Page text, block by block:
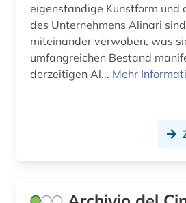
österreich (2)
eigenständige Kunstform und
des Unternehmens Alinari
miteinander verwoben, was
umfangreichen Bestand
derzeitigen Al... Mehr